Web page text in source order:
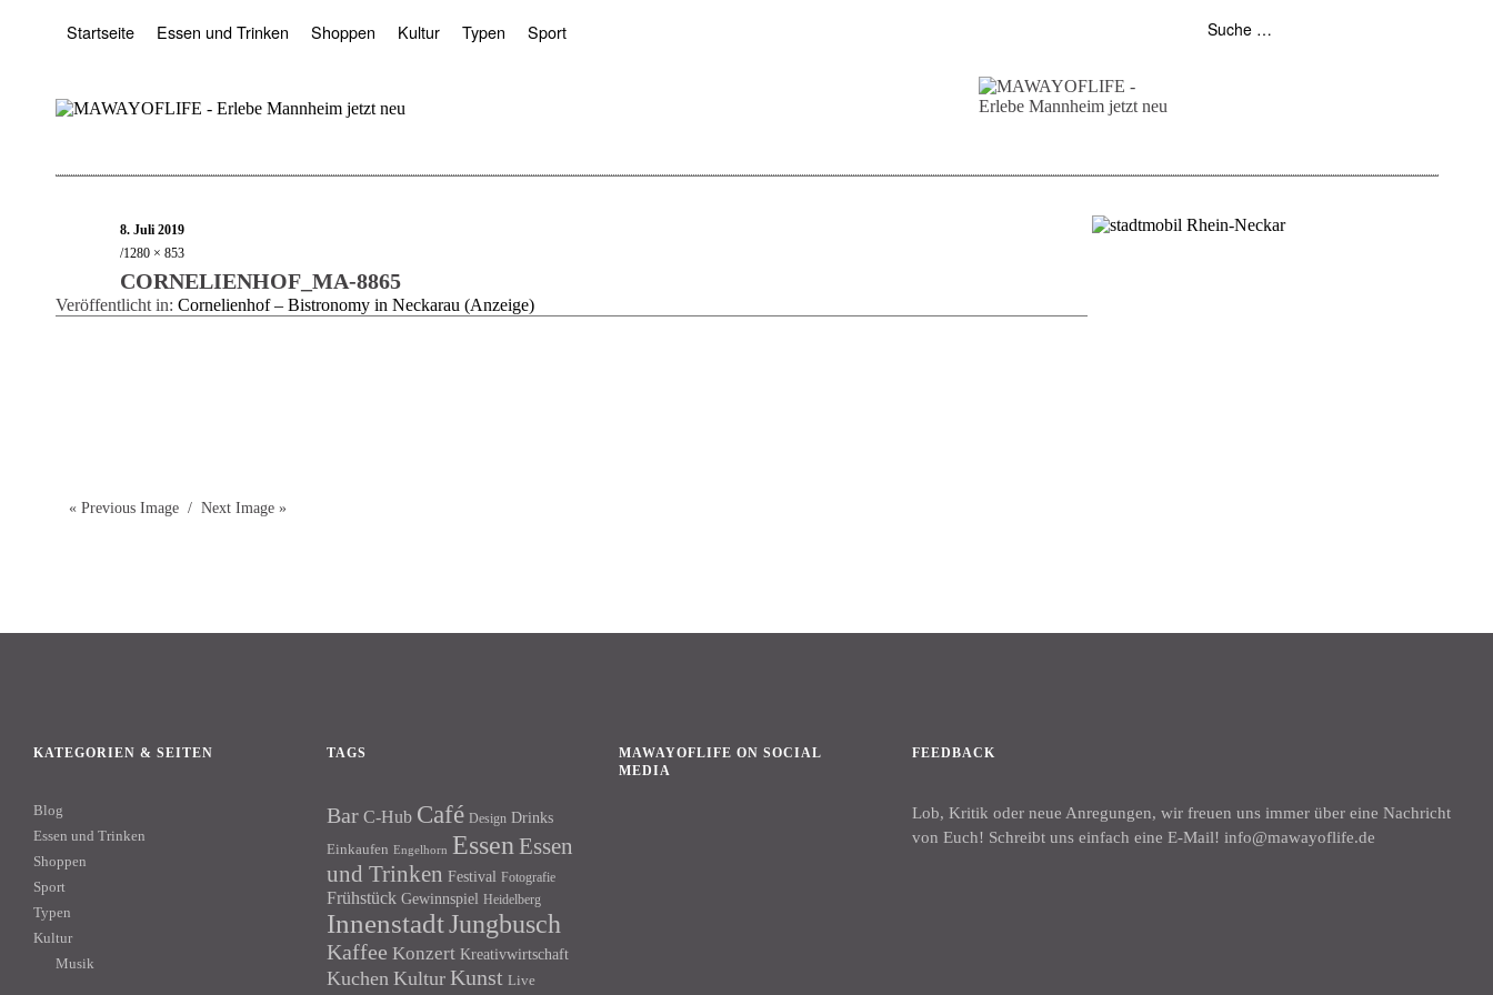
Startseite Essen und Trinken Shoppen Kultur Typen Sport
8. Juli 2019
1280 × 853
CORNELIENHOF_MA-8865
Veröffentlicht in: Cornelienhof – Bistronomy in Neckarau (Anzeige)
« Previous Image Next Image »
KATEGORIEN & SEITEN
Blog
Essen und Trinken
Shoppen
Sport
Typen
Kultur
Musik
TAGS
Bar C-Hub Café Design Drinks
Einkaufen Engelhorn Essen Essen
und Trinken Festival Fotografie
Frühstück Gewinnspiel Heidelberg
InnenstadtJungbusch
Kaffee Konzert Kreativwirtschaft
Kuchen Kultur Kunst Live
MAWAYOFLIFE ON SOCIAL
MEDIA
FEEDBACK
Lob, Kritik oder neue Anregungen, wir freuen uns immer über eine Nachricht
von Euch! Schreibt uns einfach eine E-Mail! info@mawayoflife.de